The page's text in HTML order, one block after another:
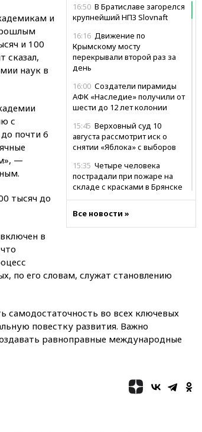
16:50 В Братиславе загорелся
крупнейший НПЗ Slovnaft
16:16 Движение по
Крымскому мосту
перекрывали второй раз за
день
16:00 Создатели пирамиды
АФК «Наследие» получили от
шести до 12 лет колонии
15:45 Верховный суд 10
августа рассмотрит иск о
снятии «Яблока» с выборов
15:35 Четыре человека
пострадали при пожаре на
складе с красками в Брянске
возобновит ежедневные
рейсы в Абу-Даби
альянс
по делу о пропаганде ЛГБТ
14:34
намерен сокращать перечень
Роспотребнадзор
одобрил открытие сезона на
Все новости »
и
и 100
сказал,
наук в
с
почти 6
—
тысяч до
в
по его словам, служат становлению
самодостаточность во всех ключевых
повестку развития. Важно
равноправные международные